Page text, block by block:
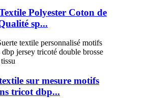
Polyester Coton de
sp...
sur mesure motifs
tricot dbp...